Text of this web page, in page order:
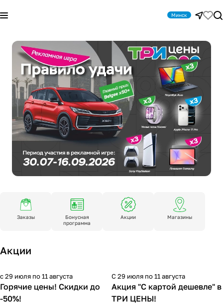
Минск
Заказы
Бонусная
программа
Акции Магазины
Акции
с 29 июля по 11 августа
Горячие цены! Скидки до
-50%!
С 29 июля по 11 августа
Акция "С картой дешевле" в
ТРИ ЦЕНЫ!